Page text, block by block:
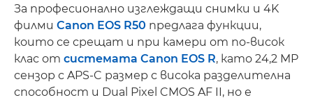
За професионално изглеждащи снимки и 4K
филми Canon EOS R50 предлага функции,
които се срещат и при камери от по-висок
клас от системата Canon EOS R, като 24,2 MP
сензор с APS-C размер с висока разделителна
способност и Dual Pixel CMOS AF II, но е